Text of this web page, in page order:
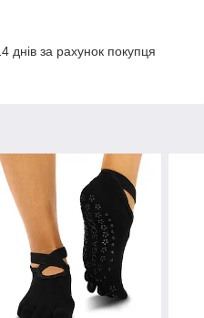
днів за рахунок покупця